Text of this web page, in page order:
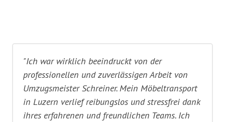
"Ich war wirklich beeindruckt von der
professionellen und zuverlässigen Arbeit von
Umzugsmeister Schreiner. Mein Möbeltransport
in Luzern verlief reibungslos und stressfrei dank
ihres erfahrenen und freundlichen Teams. Ich